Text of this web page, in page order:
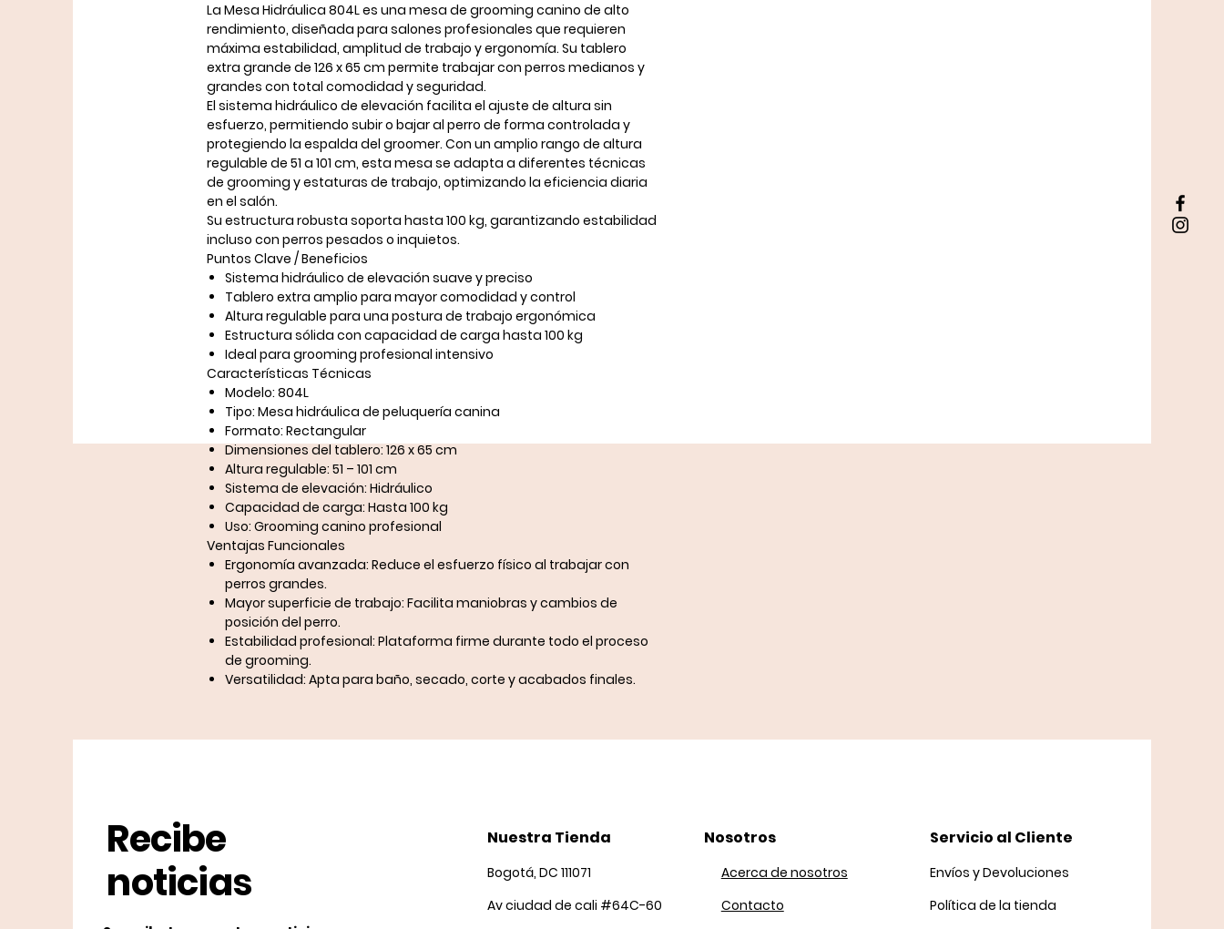
La Mesa Hidráulica 804Les una mesa de grooming canino de alto
rendimiento, diseñada para salones profesionales que requieren
máxima estabilidad, amplitud de trabajo y ergonomía. Su tablero
extra grande de 126 x 65 cm permite trabajar con perros medianos y
grandes con total comodidad y seguridad.
El sistema hidráulico de elevación facilita el ajuste de altura sin
esfuerzo, permitiendo subir o bajar al perro de forma controlada y
protegiendo la espalda del groomer. Con un amplio rango de altura
regulable de 51 a 101 cm, esta mesa se adapta a diferentes técnicas
de grooming y estaturas de trabajo, optimizando la eficiencia diaria
en el salón.
Su estructura robusta soporta hasta 100 kg, garantizando estabilidad
incluso con perros pesados o inquietos.
Puntos Clave / Beneficios
Sistema hidráulico de elevación suave y preciso
Tablero extra amplio para mayor comodidad y control
Altura regulable para una postura de trabajo ergonómica
Estructura sólida con capacidad de carga hasta 100 kg
Ideal para grooming profesional intensivo
Características Técnicas
Modelo: 804L
Tipo: Mesa hidráulica de peluquería canina
Formato: Rectangular
Dimensiones del tablero: 126 x 65 cm
Altura regulable: 51 – 101 cm
Sistema de elevación: Hidráulico
Capacidad de carga: Hasta 100 kg
Uso: Grooming canino profesional
Ventajas Funcionales
Ergonomía avanzada: Reduce el esfuerzo físico al trabajar con
perros grandes.
Mayor superficie de trabajo: Facilita maniobras y cambios de
posición del perro.
Estabilidad profesional: Plataforma firme durante todo el proceso
de grooming.
Versatilidad: Apta para baño, secado, corte y acabados finales.
Recibe
noticias
Nuestra Tienda
Bogotá, DC 111071
Av ciudad de cali #64C-60
Nosotros
Acerca de nosotros
Contacto
Servicio al Cliente
Envíos y Devoluciones
Política de la tienda